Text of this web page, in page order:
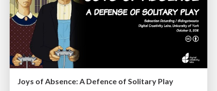
Joys of Absence: A Defence of Solitary Play